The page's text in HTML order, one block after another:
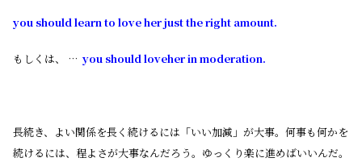
you should learn to love her just the right amount.
もしくは、 … you should loveher in moderation.
長続き、よい関係を長く続けるには「いい加減」が大事。何事も何かを
続けるには、程よさが大事なんだろう。ゆっくり楽に進めばいいんだ。